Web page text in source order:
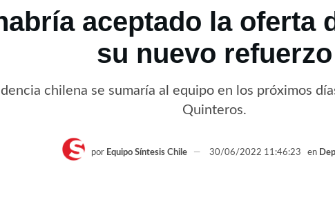
aceptado la oferta
su nuevo refuerzo
chilena se sumaría al equipo en los próximos
Quinteros.
por Equipo Síntesis Chile 30/06/2022 11:46:23 en